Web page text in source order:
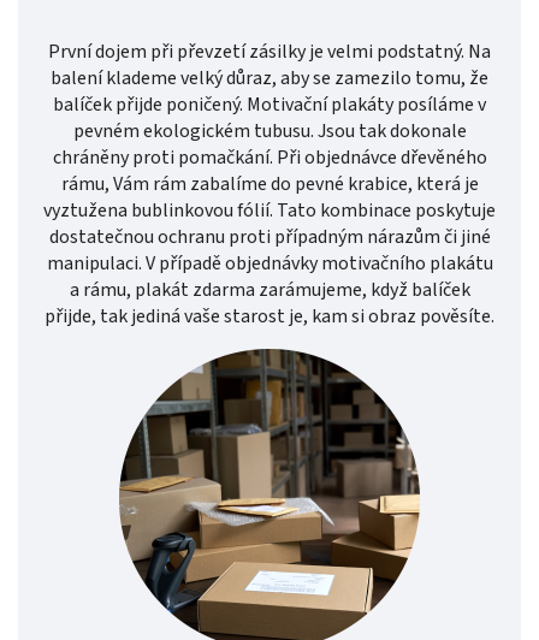
První dojem při převzetí zásilky je velmi podstatný. Na
balení klademe velký důraz, aby se zamezilo tomu, že
balíček přijde poničený. Motivační plakáty posíláme v
pevném ekologickém tubusu. Jsou tak dokonale
chráněny proti pomačkání. Při objednávce dřevěného
rámu, Vám rám zabalíme do pevné krabice, která je
vyztužena bublinkovou fólií. Tato kombinace poskytuje
dostatečnou ochranu proti případným nárazům či jiné
manipulaci. V případě objednávky motivačního plakátu
a rámu, plakát zdarma zarámujeme, když balíček
přijde, tak jediná vaše starost je, kam si obraz pověsíte.